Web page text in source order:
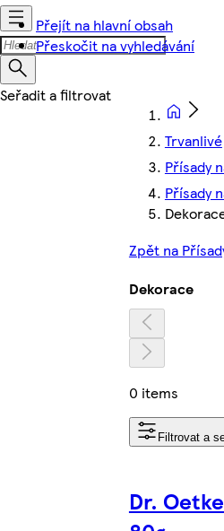
Přejít na hlavní obsah
Přeskočit na vyhledávání
Trvanlivé
Přísady
Přísady
Zpět na
Dekorace
0 items
Filtrovat a
Dr.